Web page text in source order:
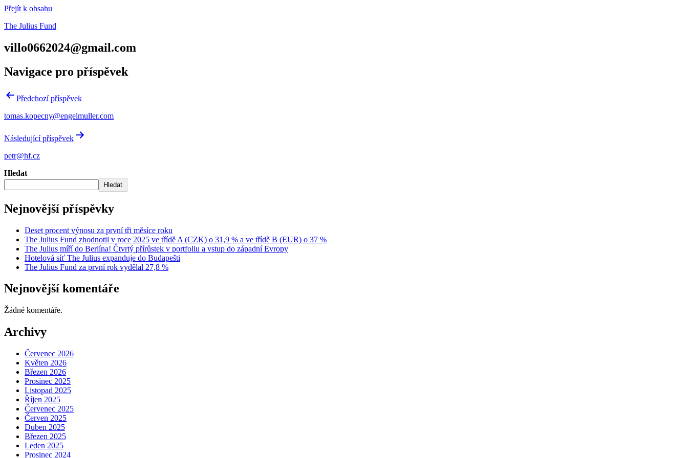
Přejít k obsahu
The Julius Fund
villo0662024@gmail.com
Navigace pro příspěvek
Předchozí příspěvek
tomas.kopecny@engelmuller.com
Následující příspěvek
petr@hf.cz
Hledat
Hledat
Nejnovější příspěvky
Deset procent výnosu za první tři měsíce roku
The Julius Fund zhodnotil v roce 2025 ve třídě A (CZK) o 31,9 % a ve třídě B (EUR) o 37 %
The Julius míří do Berlína! Čtvrtý přírůstek v portfoliu a vstup do západní Evropy
Hotelová síť The Julius expanduje do Budapešti
The Julius Fund za první rok vydělal 27,8 %
Nejnovější komentáře
Žádné komentáře.
Archivy
Červenec 2026
Květen 2026
Březen 2026
Prosinec 2025
Listopad 2025
Říjen 2025
Červenec 2025
Červen 2025
Duben 2025
Březen 2025
Leden 2025
Prosinec 2024